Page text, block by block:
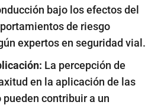
bajo los efectos del
de riesgo
expertos en seguridad vial.
La percepción de
en la aplicación de las
contribuir a un